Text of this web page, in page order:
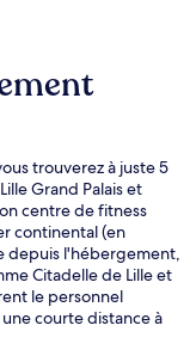
trouverez à juste 5
Grand Palais et
centre de fitness
continental (en
depuis l'hébergement,
Citadelle de Lille et
le personnel
courte distance à
est à 8 min et Station